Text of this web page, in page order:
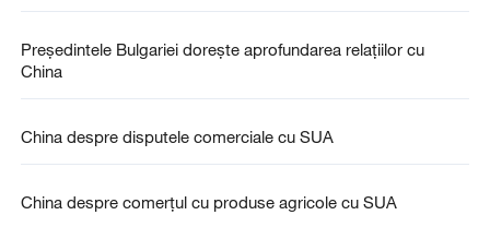
Președintele Bulgariei dorește aprofundarea relațiilor cu
China
China despre disputele comerciale cu SUA
China despre comerțul cu produse agricole cu SUA